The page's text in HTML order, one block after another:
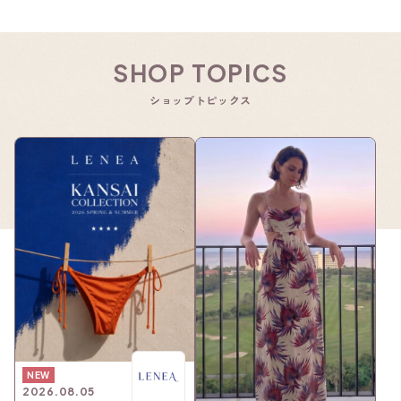
SHOP TOPICS
ショップトピックス
NEW
2026.08.05